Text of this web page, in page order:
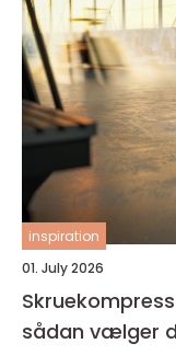
inspiration
01. July 2026
sådan vælger